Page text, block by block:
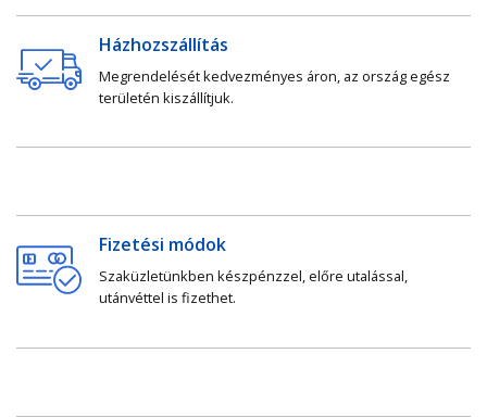
Házhozszállítás
Megrendelését kedvezményes áron, az ország egész
területén kiszállítjuk.
Fizetési módok
Szaküzletünkben készpénzzel, előre utalással,
utánvéttel is fizethet.